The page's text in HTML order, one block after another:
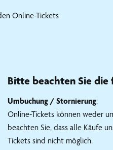
Online-Tickets
Bitte beachten Sie
Umbuchung / Stornierung:
Online-Tickets können weder
beachten Sie, dass alle Käufe
Tickets sind nicht möglich.